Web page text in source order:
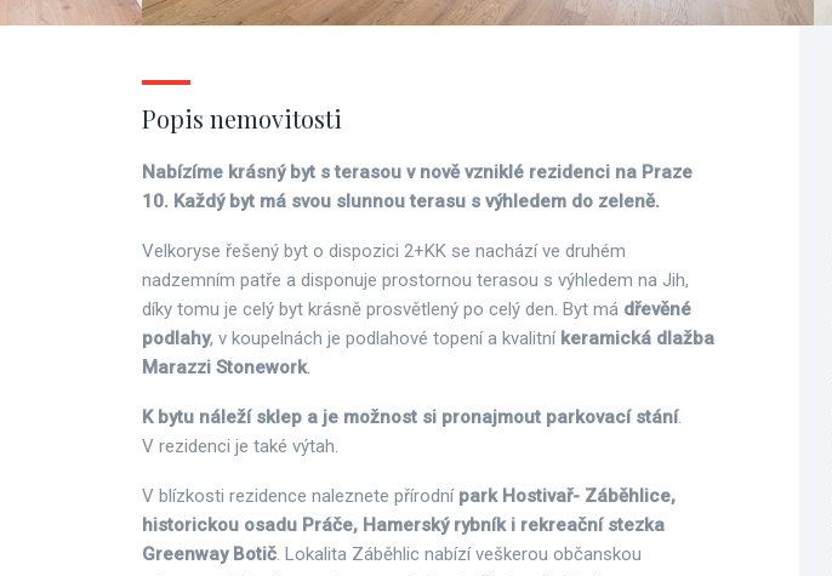
Popis nemovitosti
Nabízíme krásný byt s terasou v nově vzniklé rezidenci na Praze
10. Každý byt má svou slunnou terasu s výhledem do zeleně.
Velkoryse řešený byt o dispozici 2+KK se nachází ve druhém
nadzemním patře a disponuje prostornou terasou s výhledem na Jih,
díky tomu je celý byt krásně prosvětlený po celý den. Byt má dřevěné
podlahy, v koupelnách je podlahové topení a kvalitní keramická dlažba
Marazzi Stonework.
K bytu náleží sklep a je možnost si pronajmout parkovací stání.
V rezidenci je také výtah.
V blízkosti rezidence naleznete přírodní park Hostivař- Záběhlice,
historickou osadu Práče, Hamerský rybník i rekreační stezka
Greenway Botič. Lokalita Záběhlic nabízí veškerou občanskou